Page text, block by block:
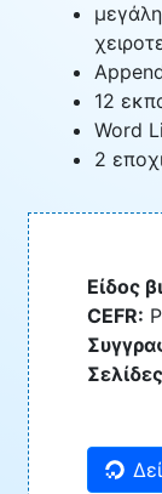
12
Word
2
Είδος
CEFR: